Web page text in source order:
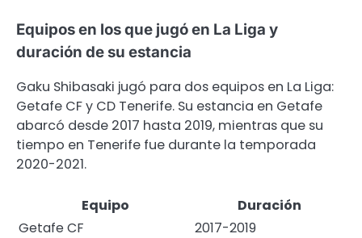
Equipos en los que jugó en La Liga y
duración de su estancia
Gaku Shibasaki jugó para dos equipos en La Liga:
Getafe CF y CD Tenerife. Su estancia en Getafe
abarcó desde 2017 hasta 2019, mientras que su
tiempo en Tenerife fue durante la temporada
2020-2021.
Equipo
Duración
Getafe CF
2017-2019